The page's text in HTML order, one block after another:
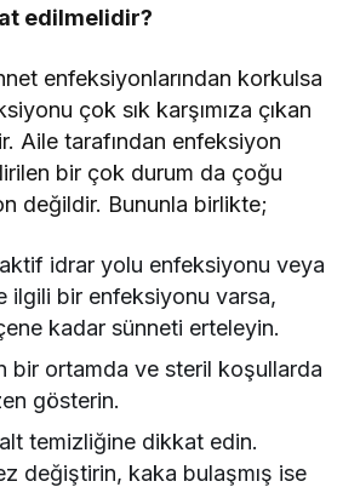
edilmelidir?
enfeksiyonlarından korkulsa
çok sık karşımıza çıkan
Aile tarafından enfeksiyon
bir çok durum da çoğu
değildir. Bununla birlikte;
idrar yolu enfeksiyonu veya
ilgili bir enfeksiyonu varsa,
kadar sünneti erteleyin.
bir ortamda ve steril koşullarda
gösterin.
temizliğine dikkat edin.
değiştirin, kaka bulaşmış ise